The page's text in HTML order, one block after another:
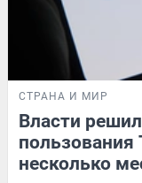
СТРАНА И МИР
Власти
пользования
несколько